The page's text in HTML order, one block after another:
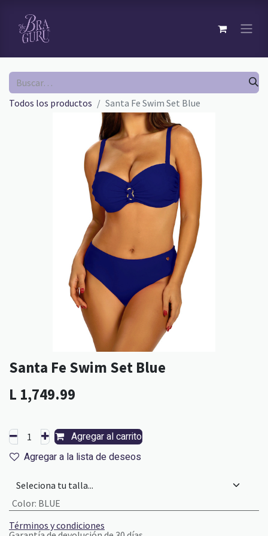
Todos los productos Santa Fe Swim Set Blue
Santa Fe Swim Set Blue
L 1,749.99
Agregar al carrito
Agregar a la lista de deseos
Color: BLUE
Términos y condiciones